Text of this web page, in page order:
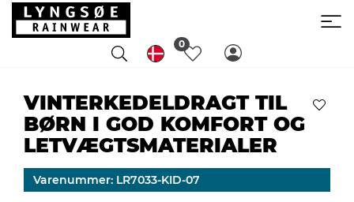
0
VINTERKEDELDRAGT TIL
BØRN I GOD KOMFORT OG
LETVÆGTSMATERIALER
Varenummer: LR7033-KID-07